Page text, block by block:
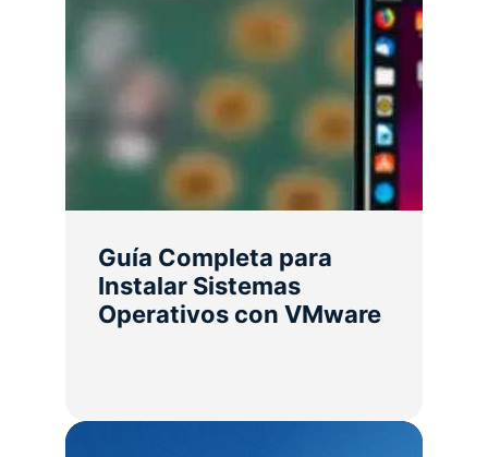
Guía Completa para
Instalar Sistemas
Operativos con VMware